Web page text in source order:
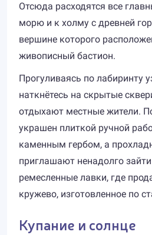
Отсюда расходятся все
морю и к холму с древней
вершине которого
живописный бастион.
Прогуливаясь по лабиринту
наткнётесь на скрытые
отдыхают местные жители.
украшен плиткой ручной
каменным гербом, а
приглашают ненадолго
ремесленные лавки, где
кружево, изготовленное по
Купание и солнце